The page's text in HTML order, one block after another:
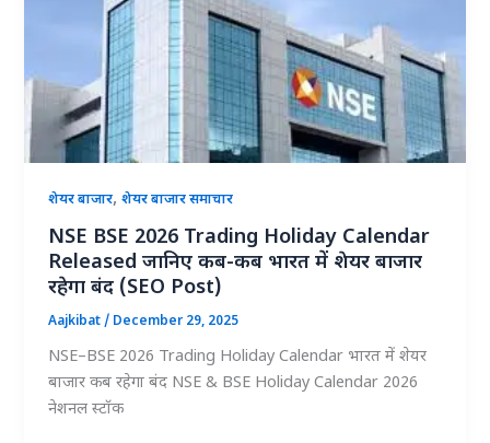
शेयर बाजार,शेयर बाजार समाचार
NSE BSE 2026 Trading Holiday Calendar
Released जानिए कब-कब भारत में शेयर बाजार
रहेगा बंद (SEO Post)
Aajkibat/ December 29, 2025
NSE–BSE 2026 Trading Holiday Calendar भारत में शेयर
बाजार कब रहेगा बंद NSE & BSE Holiday Calendar 2026
नेशनल स्टॉक